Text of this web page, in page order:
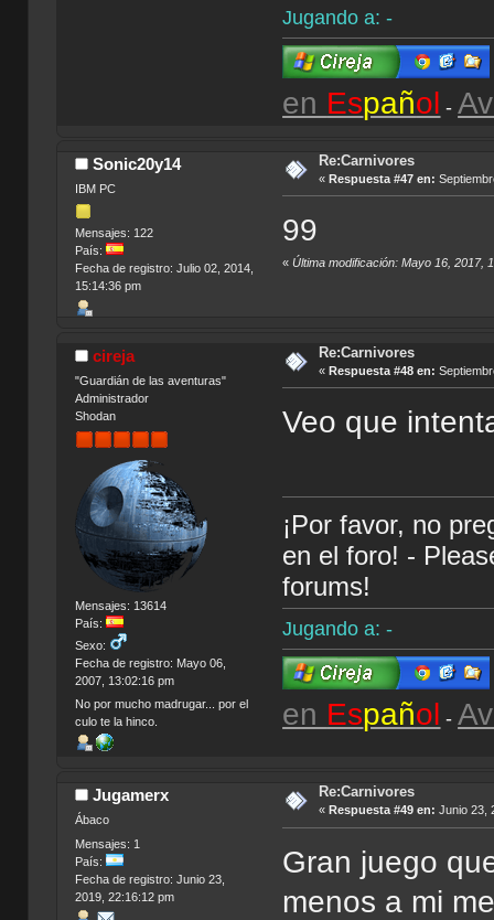
Jugando a: -
en Español -
Sonic20y14
IBM PC
Mensajes: 122
País:
Fecha de registro: Julio 02, 2014,
15:14:36 pm
Re:Carnivores
« Respuesta #47 en:
99
«Última modificación: Mayo 16, 2017,
cireja
"Guardián de las aventuras"
Administrador
Shodan
Mensajes: 13614
País:
Sexo:
Fecha de registro: Mayo 06,
2007, 13:02:16 pm
No por mucho madrugar... por el
culo te la hinco.
Re:Carnivores
« Respuesta #48 en:
Veo que
¡Por favor, no
en el foro! -
forums!
Jugando a: -
en Español -
Jugamerx
Ábaco
Mensajes: 1
País:
Fecha de registro: Junio 23,
2019, 22:16:12 pm
Re:Carnivores
« Respuesta #49 en: Junio 23,
Gran juego
menos a mi